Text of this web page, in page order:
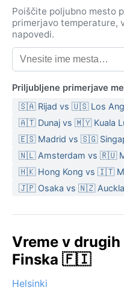
Poiščite poljubno mesto
primerjavo temperature,
napovedi.
Priljubljene primerjave
🇸🇦 Rijad vs 🇺🇸 Los
🇦🇹 Dunaj vs 🇲🇾 Kuala
🇪🇸 Madrid vs 🇸🇬
🇳🇱 Amsterdam vs 🇷🇺
🇭🇰 Hong Kong vs 🇮🇹
🇯🇵 Osaka vs 🇳🇿
Vreme v
Finska 🇫🇮
Helsinki